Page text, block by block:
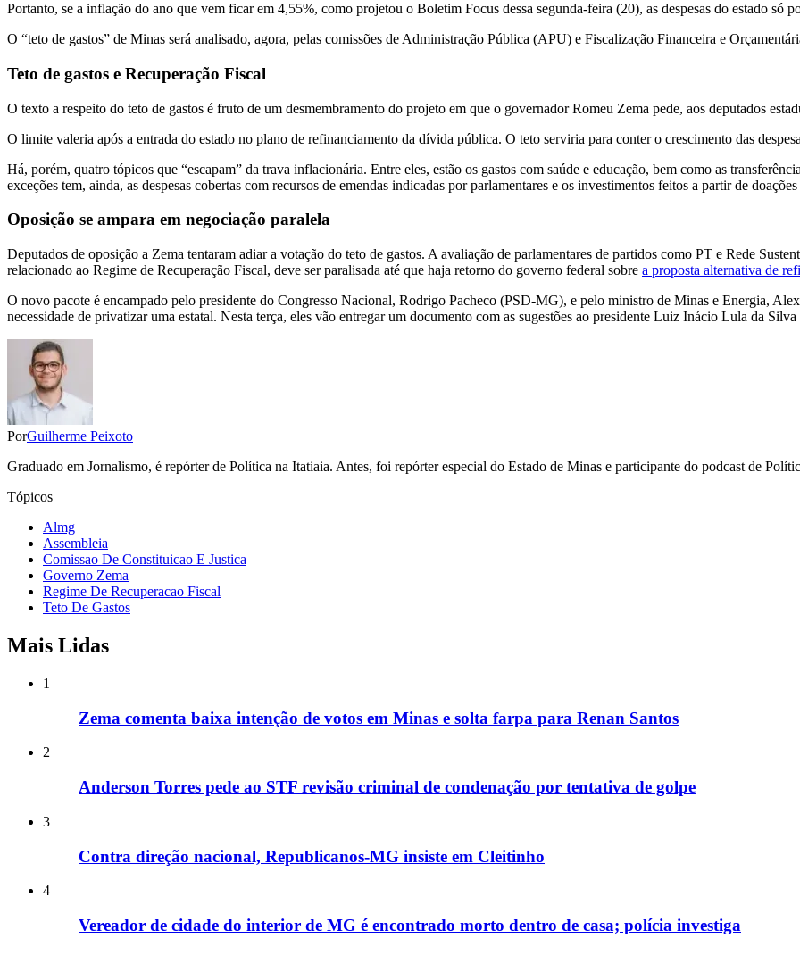
Portanto, se a inflação do ano que vem ficar em 4,55%, como projetou o Boletim Focus dessa segunda-feira (20), as despesas do estado só
O “teto de gastos” de Minas será analisado, agora, pelas comissões de Administração Pública (APU) e Fiscalização Financeira e
Teto de gastos e Recuperação Fiscal
O texto a respeito do teto de gastos é fruto de um desmembramento do projeto em que o governador Romeu Zema pede, aos deputados
O limite valeria após a entrada do estado no plano de refinanciamento da dívida pública. O teto serviria para conter o crescimento das
Há, porém, quatro tópicos que “escapam” da trava inflacionária. Entre eles, estão os gastos com saúde e educação, bem como as
exceções tem, ainda, as despesas cobertas com recursos de emendas indicadas por parlamentares e os investimentos feitos a partir de
Oposição se ampara em negociação paralela
Deputados de oposição a Zema tentaram adiar a votação do teto de gastos. A avaliação de parlamentares de partidos como PT e Rede
relacionado ao Regime de Recuperação Fiscal, deve ser paralisada até que haja retorno do governo federal sobre a proposta alternativa de
O novo pacote é encampado pelo presidente do Congresso Nacional, Rodrigo Pacheco (PSD-MG), e pelo ministro de Minas e Energia,
necessidade de privatizar uma estatal. Nesta terça, eles vão entregar um documento com as sugestões ao presidente Luiz Inácio Lula da
PorGuilherme Peixoto
Graduado em Jornalismo, é repórter de Política na Itatiaia. Antes, foi repórter especial do Estado de Minas e participante do podcast de
Tópicos
Almg
Assembleia
Comissao De Constituicao E Justica
Governo Zema
Regime De Recuperacao Fiscal
Teto De Gastos
Mais Lidas
1
Zema comenta baixa intenção de votos em Minas e solta farpa para Renan Santos
2
Anderson Torres pede ao STF revisão criminal de condenação por tentativa de golpe
3
Contra direção nacional, Republicanos-MG insiste em Cleitinho
4
Vereador de cidade do interior de MG é encontrado morto dentro de casa; polícia investiga